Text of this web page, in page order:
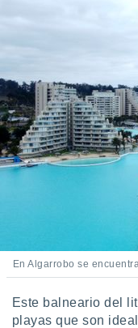
En Algarrobo se
Este balneario del
playas que son